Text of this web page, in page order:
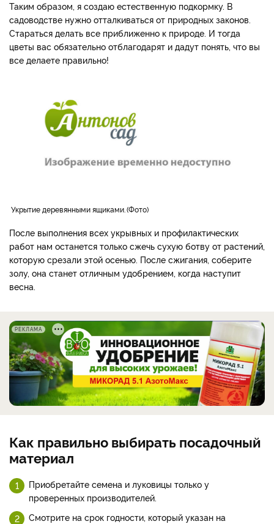
Таким образом, я создаю естественную подкормку. В
садоводстве нужно отталкиваться от природных законов.
Стараться делать все приближенно к природе. И тогда
цветы вас обязательно отблагодарят и дадут понять, что вы
все делаете правильно!
Укрытие деревянными ящиками. Фото
После выполнения всех укрывных и профилактических
работ нам останется только сжечь сухую ботву от растений,
которую срезали этой осенью. После сжигания, соберите
золу, она станет отличным удобрением, когда наступит
весна.
РЕКЛАМА
Как правильно выбирать посадочный
материал
Приобретайте семена и луковицы только у
проверенных производителей.
Смотрите на срок годности, который указан на